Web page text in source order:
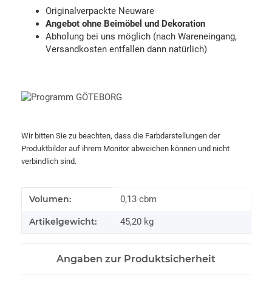
Originalverpackte Neuware
Angebot ohne Beimöbel und Dekoration
Abholung bei uns möglich (nach Wareneingang,
Versandkosten entfallen dann natürlich)
Wir bitten Sie zu beachten, dass die Farbdarstellungen der
Produktbilder auf ihrem Monitor abweichen können und nicht
verbindlich sind.
Produkteigenschaft
Wert
Volumen: 0,13 cbm
Artikelgewicht: 45,20 kg
Angaben zur Produktsicherheit